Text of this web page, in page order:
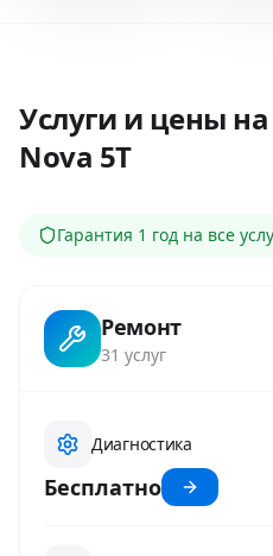
Услуги и цены
Nova 5T
Гарантия 1 год на все
Ремонт
31 услуг
Диагностика
Бесплатно